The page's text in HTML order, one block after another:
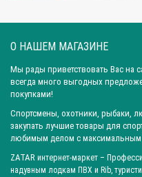
О НАШЕМ МАГАЗИНЕ
Мы рады приветствовать Вас на
всегда много выгодных
покупками!
Спортсмены, охотники, рыбаки,
закупать лучшие товары для
любимым делом с максимальным
ZATAR интернет-маркет –
надувным лодкам ПВХ и Rib,